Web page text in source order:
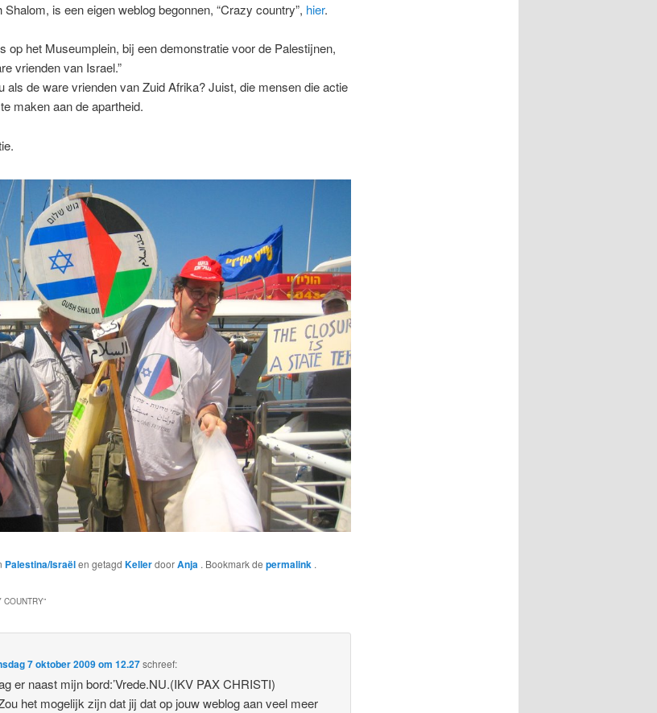
is een eigen weblog begonnen, “Crazy country”, hier.
op het Museumplein, bij een demonstratie voor de Palestijnen,
vrienden van Israel.”
als de ware vrienden van Zuid Afrika? Juist, die mensen die actie
maken aan de apartheid.
Palestina/Israëlen getagd KellerdoorAnja . Bookmark de permalink .
COUNTRY”
7 oktober 2009 om 12.27schreef:
er naast mijn bord:’Vrede.NU.(IKV PAX CHRISTI)
het mogelijk zijn dat jij dat op jouw weblog aan veel meer